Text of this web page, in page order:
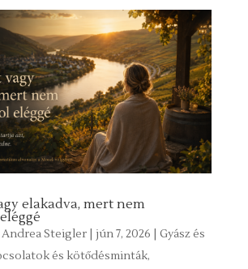
elakadva, mert nem
Steigler| jún 7, 2026
Gyász és
és kötődésminták,